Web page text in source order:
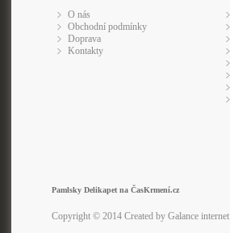
O nás
Obchodní podmínky
Doprava
Kontakty
Pamlsky Delikapet na ČasKrmení.cz
Copyright © 2014 Created by Galance internet